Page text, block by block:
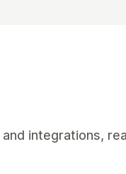
integrations,